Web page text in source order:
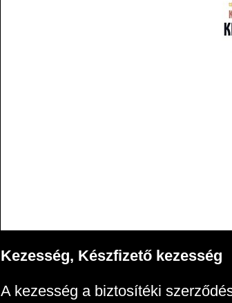
Kezesség, Készfizető kezesség
A kezesség a biztosítéki